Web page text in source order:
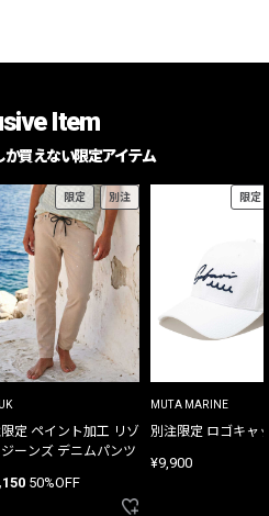
Item
買えない限定アイテム
限定 別注
定 ペイント加工 リゾ
ーンズ デニムパンツ
50%OFF
限定
MUTA MARINE
別注限定 ロゴキャ
¥9,900